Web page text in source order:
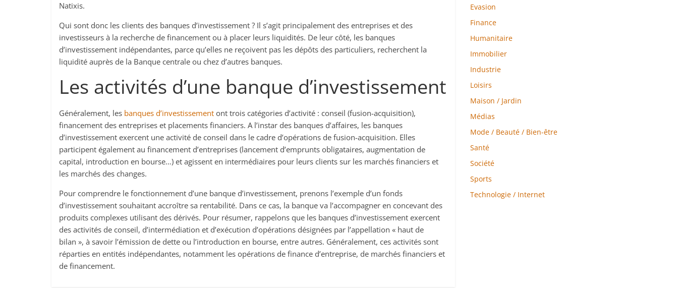
Natixis.
Qui sont donc les clients des banques d’investissement ? Il s’agit principalement des entreprises et des
investisseurs à la recherche de financement ou à placer leurs liquidités. De leur côté, les banques
d’investissement indépendantes, parce qu’elles ne reçoivent pas les dépôts des particuliers, recherchent la
liquidité auprès de la Banque centrale ou chez d’autres banques.
Les activités d’une banque d’investissement
Généralement, les banques d’investissement ont trois catégories d’activité : conseil (fusion-acquisition),
financement des entreprises et placements financiers. A l’instar des banques d’affaires, les banques
d’investissement exercent une activité de conseil dans le cadre d’opérations de fusion-acquisition. Elles
participent également au financement d’entreprises (lancement d’emprunts obligataires, augmentation de
capital, introduction en bourse…) et agissent en intermédiaires pour leurs clients sur les marchés financiers et
les marchés des changes.
Pour comprendre le fonctionnement d’une banque d’investissement, prenons l’exemple d’un fonds
d’investissement souhaitant accroître sa rentabilité. Dans ce cas, la banque va l’accompagner en concevant des
produits complexes utilisant des dérivés. Pour résumer, rappelons que les banques d’investissement exercent
des activités de conseil, d’intermédiation et d’exécution d’opérations désignées par l’appellation « haut de
bilan », à savoir l’émission de dette ou l’introduction en bourse, entre autres. Généralement, ces activités sont
réparties en entités indépendantes, notamment les opérations de finance d’entreprise, de marchés financiers et
de financement.
Evasion
Finance
Humanitaire
Immobilier
Industrie
Loisirs
Maison / Jardin
Médias
Mode / Beauté / Bien-être
Santé
Société
Sports
Technologie / Internet